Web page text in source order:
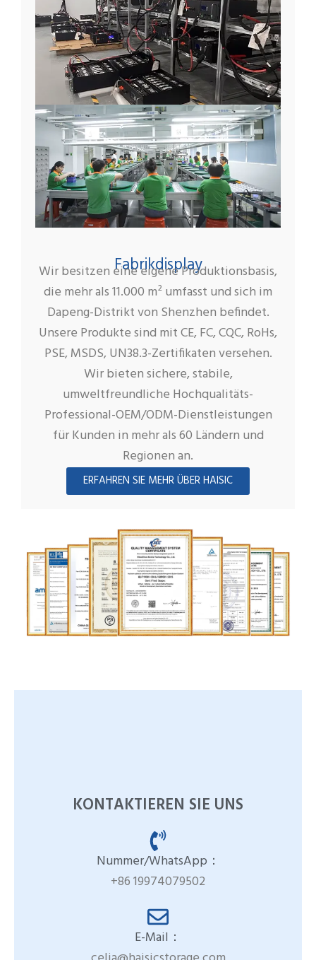
Fabrikdisplay
Wir besitzen eine eigene Produktionsbasis,
die mehr als 11.000 m² umfasst und sich im
Dapeng-Distrikt von Shenzhen befindet.
Unsere Produkte sind mit CE, FC, CQC, RoHs,
PSE, MSDS, UN38.3-Zertifikaten versehen.
Wir bieten sichere, stabile,
umweltfreundliche Hochqualitäts-
Professional-OEM/ODM-Dienstleistungen
für Kunden in mehr als 60 Ländern und
Regionen an.
ERFAHREN SIE MEHR ÜBER HAISIC
KONTAKTIEREN SIE UNS
Nummer/WhatsApp：
+86 19974079502
E-Mail：